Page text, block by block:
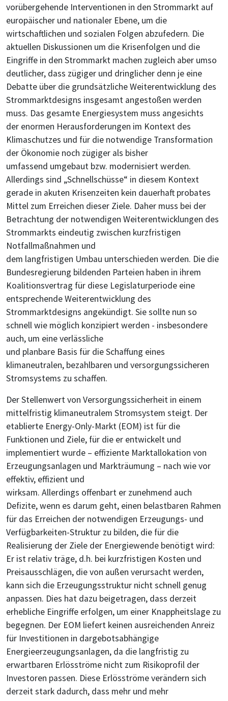
vorübergehende Interventionen in den Strommarkt auf
europäischer und nationaler Ebene, um die
wirtschaftlichen und sozialen Folgen abzufedern. Die
aktuellen Diskussionen um die Krisenfolgen und die
Eingriffe in den Strommarkt machen zugleich aber umso
deutlicher, dass zügiger und dringlicher denn je eine
Debatte über die grundsätzliche Weiterentwicklung des
Strommarktdesigns insgesamt angestoßen werden
muss. Das gesamte Energiesystem muss angesichts
der enormen Herausforderungen im Kontext des
Klimaschutzes und für die notwendige Transformation
der Ökonomie noch zügiger als bisher
umfassend umgebaut bzw. modernisiert werden.
Allerdings sind „Schnellschüsse“ in diesem Kontext
gerade in akuten Krisenzeiten kein dauerhaft probates
Mittel zum Erreichen dieser Ziele. Daher muss bei der
Betrachtung der notwendigen Weiterentwicklungen des
Strommarkts eindeutig zwischen kurzfristigen
Notfallmaßnahmen und
dem langfristigen Umbau unterschieden werden. Die die
Bundesregierung bildenden Parteien haben in ihrem
Koalitionsvertrag für diese Legislaturperiode eine
entsprechende Weiterentwicklung des
Strommarktdesigns angekündigt. Sie sollte nun so
schnell wie möglich konzipiert werden - insbesondere
auch, um eine verlässliche
und planbare Basis für die Schaffung eines
klimaneutralen, bezahlbaren und versorgungssicheren
Stromsystems zu schaffen.
Der Stellenwert von Versorgungssicherheit in einem
mittelfristig klimaneutralem Stromsystem steigt. Der
etablierte Energy-Only-Markt (EOM) ist für die
Funktionen und Ziele, für die er entwickelt und
implementiert wurde – effiziente Marktallokation von
Erzeugungsanlagen und Markträumung – nach wie vor
effektiv, effizient und
wirksam. Allerdings offenbart er zunehmend auch
Defizite, wenn es darum geht, einen belastbaren Rahmen
für das Erreichen der notwendigen Erzeugungs- und
Verfügbarkeiten-Struktur zu bilden, die für die
Realisierung der Ziele der Energiewende benötigt wird:
Er ist relativ träge, d.h. bei kurzfristigen Kosten und
Preisausschlägen, die von außen verursacht werden,
kann sich die Erzeugungsstruktur nicht schnell genug
anpassen. Dies hat dazu beigetragen, dass derzeit
erhebliche Eingriffe erfolgen, um einer Knappheitslage zu
begegnen. Der EOM liefert keinen ausreichenden Anreiz
für Investitionen in dargebotsabhängige
Energieerzeugungsanlagen, da die langfristig zu
erwartbaren Erlösströme nicht zum Risikoprofil der
Investoren passen. Diese Erlösströme verändern sich
derzeit stark dadurch, dass mehr und mehr